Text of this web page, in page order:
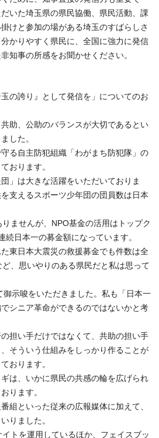
いた埼玉県の県民協働、県民活動、課
けと参加の場がある埼玉のすばらしさ
かりやすく県民に、全国に強力に発信
知事の所感をお聞かせください。
の誇り』として発信を」についてのお
助、公助のバランスが大切であるとい
した。
る自主防犯組織「わがまち防犯隊」の
おります。
」は大きな活躍をいただいておりま
支えるスポーツ少年団の団員数は日本
ませんが、NPO基金の活用はトップク
続日本一の募金額になっています。
東日本大震災の救援募金でも件数は全
、思いやりのある県民だと私は思って
示唆をいただきました。私も「日本一
シニア革命ができるのではないかと考
担い手だけではなくて、共助の担い手
そういう仕組みをしっかり作ることが
おります。
は、いかに県民の共感の輪を広げられ
ります。
組といった従来の広報媒体に加えて、
りました。
トを運用しているほか、フェイスブッ